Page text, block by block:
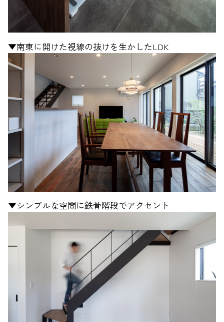
▼南東に開けた視線の抜けを生かしたLDK
▼シンプルな空間に鉄骨階段でアクセント